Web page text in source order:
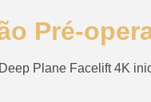
Pré-
Plane Facelift 4K